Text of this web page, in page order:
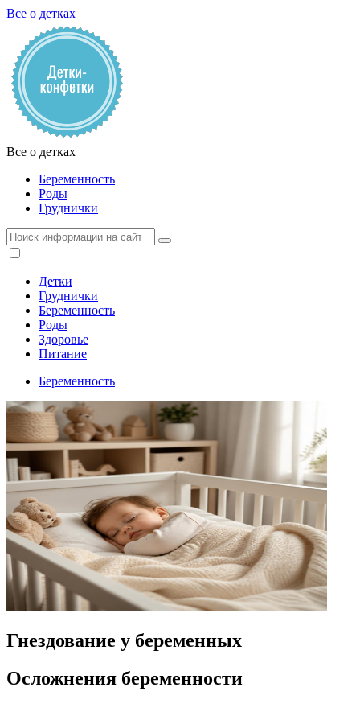
Все о детках
Все о детках
Беременность
Роды
Груднички
Детки
Груднички
Беременность
Роды
Здоровье
Питание
Беременность
Гнездование у беременных
Осложнения беременности